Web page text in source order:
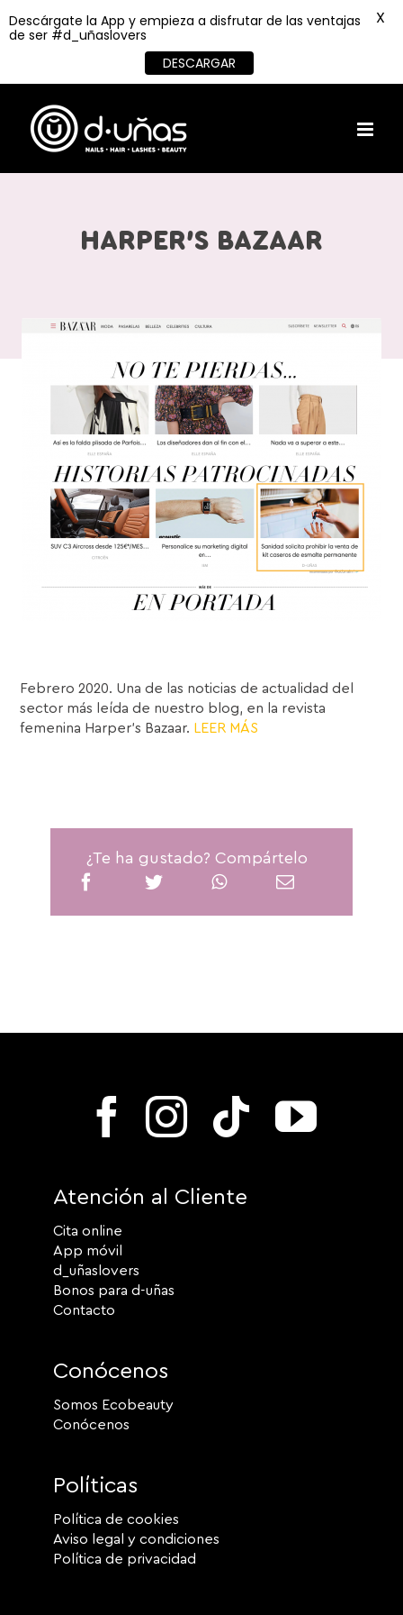
content
HARPER’S BAZAAR
Febrero 2020. Una de las noticias de actualidad del
sector más leída de nuestro blog, en la revista
femenina Harper’s Bazaar. LEER MÁS
¿Te ha gustado? Compártelo
Atención al Cliente
Cita online
App móvil
d_uñaslovers
Bonos para d-uñas
Contacto
Conócenos
Somos Ecobeauty
Conócenos
Políticas
Política de cookies
Aviso legal y condiciones
Política de privacidad
Descárgate la App y empieza a disfrutar de las ventajas
de ser #d_uñaslovers
DESCARGAR
X